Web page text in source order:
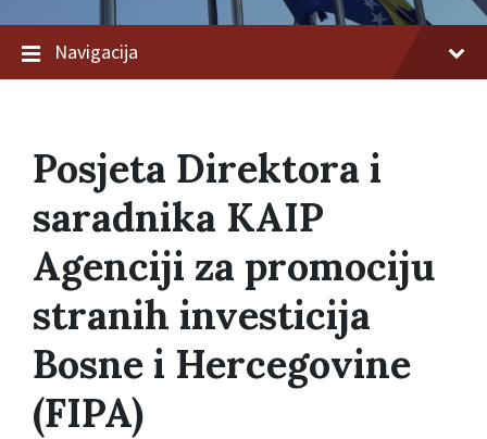
Navigacija
Posjeta Direktora i
saradnika KAIP
Agenciji za promociju
stranih investicija
Bosne i Hercegovine
(FIPA)